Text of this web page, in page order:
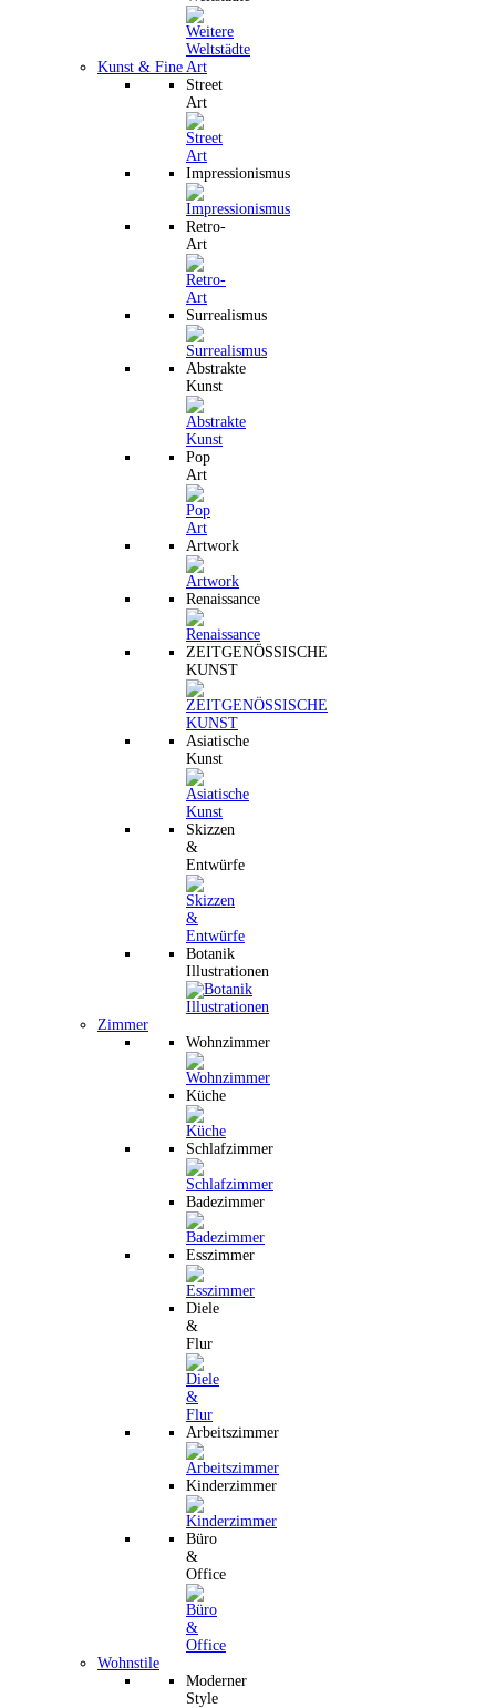
Kunst & Fine Art
Street
Art
Impressionismus
Retro-
Art
Surrealismus
Abstrakte
Kunst
Pop
Art
Artwork
Renaissance
ZEITGENÖSSISCHE
KUNST
Asiatische
Kunst
Skizzen
&
Entwürfe
Botanik
Illustrationen
Zimmer
Wohnzimmer
Küche
Schlafzimmer
Badezimmer
Esszimmer
Diele
&
Flur
Arbeitszimmer
Kinderzimmer
Büro
&
Office
Wohnstile
Moderner
Style